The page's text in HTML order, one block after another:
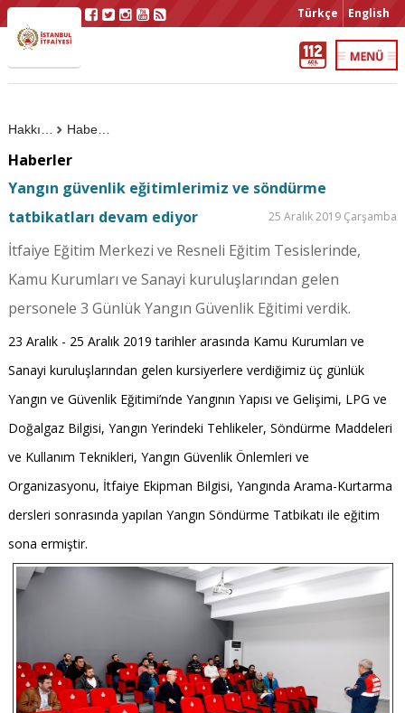
Türkçe English
Haberler
Haberler
Yangın güvenlik eğitimlerimiz ve söndürme
tatbikatları devam ediyor
25 Aralık 2019 Çarşamba
İtfaiye Eğitim Merkezi ve Resneli Eğitim Tesislerinde,
Kamu Kurumları ve Sanayi kuruluşlarından gelen
personele 3 Günlük Yangın Güvenlik Eğitimi verdik.
23 Aralık - 25 Aralık 2019 tarihler arasında Kamu Kurumları ve
Sanayi kuruluşlarından gelen kursiyerlere verdiğimiz üç günlük
Yangın ve Güvenlik Eğitimi’nde Yangının Yapısı ve Gelişimi, LPG ve
Doğalgaz Bilgisi, Yangın Yerindeki Tehlikeler, Söndürme Maddeleri
ve Kullanım Teknikleri, Yangın Güvenlik Önlemleri ve
Organizasyonu, İtfaiye Ekipman Bilgisi, Yangında Arama-Kurtarma
dersleri sonrasında yapılan Yangın Söndürme Tatbikatı ile eğitim
sona ermiştir.